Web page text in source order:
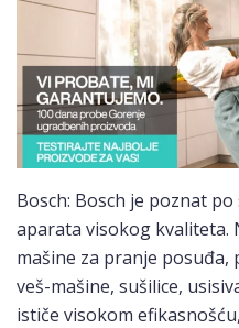
Bosch: Bosch je poznat
aparata visokog
mašine za pranje posuđa,
veš-mašine, sušilice,
ističe visokom